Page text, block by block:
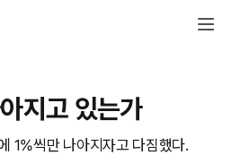
지고 있는가
1%씩만 나아지자고 다짐했다.